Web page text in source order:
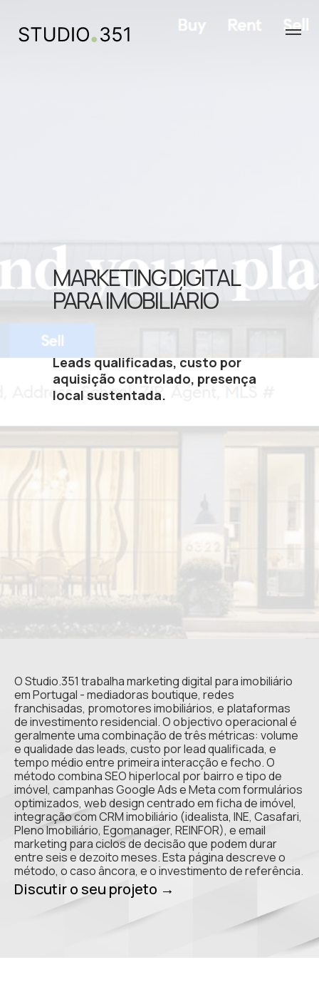
Leads qualificadas, custo por
aquisição controlado, presença
local sustentada.
MARKETING DIGITAL
PARA IMOBILIÁRIO
O Studio.351 trabalha marketing digital para imobiliário
em Portugal - mediadoras boutique, redes
franchisadas, promotores imobiliários, e plataformas
de investimento residencial. O objectivo operacional é
geralmente uma combinação de três métricas: volume
e qualidade das leads, custo por lead qualificada, e
tempo médio entre primeira interacção e fecho. O
método combina SEO hiperlocal por bairro e tipo de
imóvel, campanhas Google Ads e Meta com formulários
optimizados, web design centrado em ficha de imóvel,
integração com CRM imobiliário (idealista, INE, Casafari,
Pleno Imobiliário, Egomanager, REINFOR), e email
marketing para ciclos de decisão que podem durar
entre seis e dezoito meses. Esta página descreve o
método, o caso âncora, e o investimento de referência.
Discutir o seu projeto →